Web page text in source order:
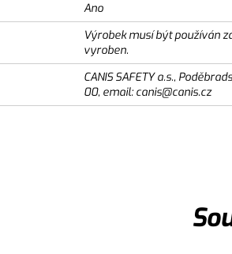
Ano
Výrobek musí být používán
vyroben.
CANIS SAFETY a.s.,
00, email: canis@canis.cz